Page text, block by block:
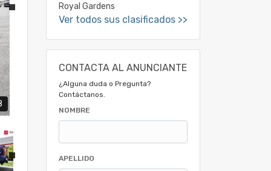
Royal Gardens
Ver todos sus clasificados >>
CONTACTA AL ANUNCIANTE
¿Alguna duda o Pregunta?
Contáctanos.
NOMBRE
APELLIDO